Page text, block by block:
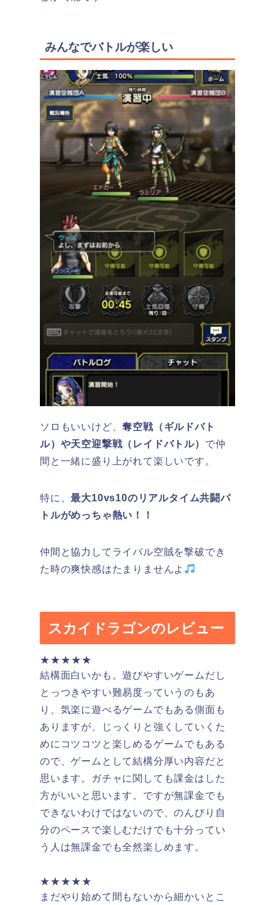
みんなでバトルが楽しい
ソロもいいけど、奪空戦（ギルドバト
ル）や天空迎撃戦（レイドバトル） で仲
間と一緒に盛り上がれて楽しいです。
特に、最大10vs10のリアルタイム共闘バ
トルがめっちゃ熱い！！
仲間と協力してライバル空賊を撃破でき
た時の爽快感はたまりませんよ
スカイドラゴンのレビュー
★★★★★
結構面白いかも。遊びやすいゲームだし
とっつきやすい難易度っていうのもあ
り、気楽に遊べるゲームでもある側面も
ありますが、じっくりと強くしていくた
めにコツコツと楽しめるゲームでもある
ので、ゲームとして結構分厚い内容だと
思います。ガチャに関しても課金はした
方がいいと思います。ですが無課金でも
できないわけではないので、のんびり自
分のペースで楽しむだけでも十分ってい
う人は無課金でも全然楽しめます。
★★★★★
まだやり始めて間もないから細かいとこ